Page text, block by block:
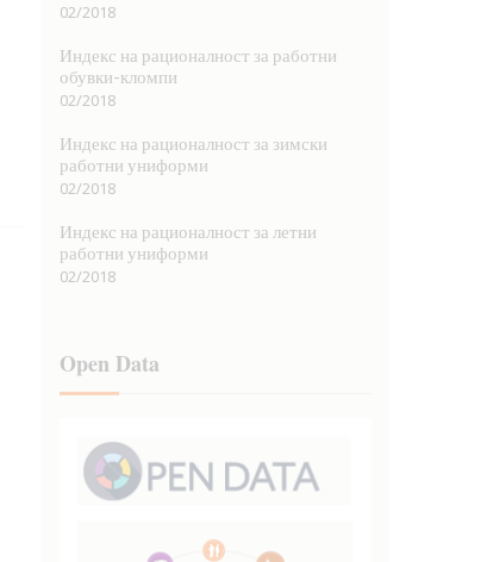
02/2018
Индекс на рационалност за работни
обувки-кломпи
02/2018
Индекс на рационалност за зимски
работни униформи
02/2018
Индекс на рационалност за летни
работни униформи
02/2018
Open Data